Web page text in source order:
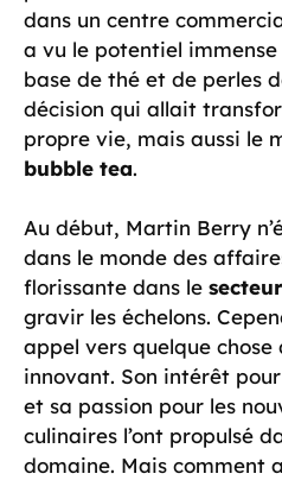
dans un centre
a vu le potentiel
base de thé et de perles
décision qui allait
propre vie, mais aussi le
bubble tea.
Au début, Martin Berry
dans le monde des
florissante dans le
gravir les échelons.
appel vers quelque
innovant. Son intérêt
et sa passion pour les
culinaires l’ont propulsé
domaine. Mais comment